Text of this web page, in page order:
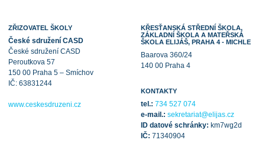
ZŘIZOVATEL ŠKOLY
České sdružení CASD
České sdružení CASD
Peroutkova 57
150 00 Praha 5 – Smíchov
IČ: 63831244
www.ceskesdruzeni.cz
KŘESŤANSKÁ STŘEDNÍ ŠKOLA,
ZÁKLADNÍ ŠKOLA A MATEŘSKÁ
ŠKOLA ELIJÁŠ, PRAHA 4 - MICHLE
Baarova 360/24
140 00 Praha 4
KONTAKTY
tel.: 734 527 074
e-mail.: sekretariat@elijas.cz
ID datové schránky: km7wg2d
IČ: 71340904